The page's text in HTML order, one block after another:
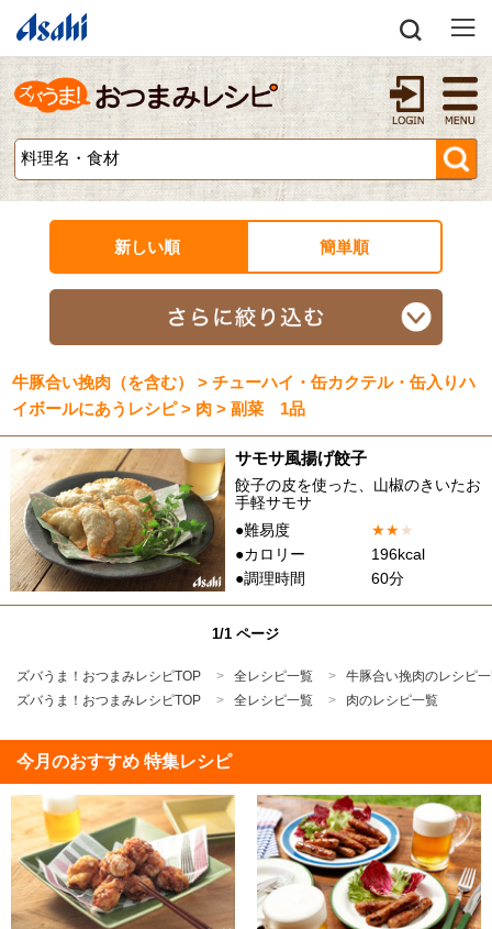
新しい順 簡単順
牛豚合い挽肉（を含む） > チューハイ・缶カクテル・缶入りハ
イボールにあうレシピ > 肉 > 副菜 1品
サモサ風揚げ餃子
餃子の皮を使った、山椒のきいたお
手軽サモサ
●難易度
★★★
●カロリー
196kcal
●調理時間
60分
1/1 ページ
ズバうま！おつまみレシピTOP 全レシピ一覧
牛豚合い挽肉のレシピ
ズバうま！おつまみレシピTOP
全レシピ一覧 肉のレシピ一覧
今月のおすすめ 特集レシピ